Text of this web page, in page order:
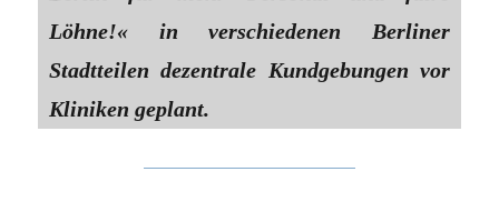
Löhne!« in verschiedenen Berliner
Stadtteilen dezentrale Kundgebungen vor
Kliniken geplant.